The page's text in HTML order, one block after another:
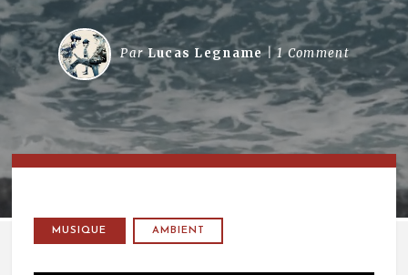
ParLucas Legname 1 Comment
MUSIQUE AMBIENT